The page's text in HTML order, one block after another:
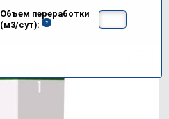
Объем переработки
(м3/сут):